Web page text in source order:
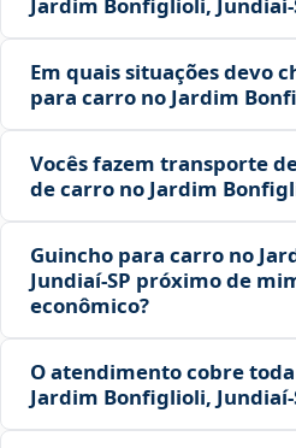
Jardim Bonfiglioli,
Em quais situações devo
para carro no Jardim
Vocês fazem transporte
de carro no Jardim
Guincho para carro no
Jundiaí‑SP próximo de
econômico?
O atendimento cobre
Jardim Bonfiglioli,